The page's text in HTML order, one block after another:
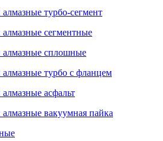
турбо-сегмент
сегментные
алмазные сплошные
турбо с фланцем
асфальт
вакуумная пайка